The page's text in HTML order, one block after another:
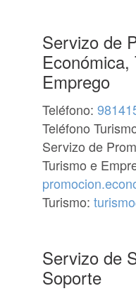
Servizo de
Emprego
Teléfono:
Teléfono
Servizo de
Turismo e
Turismo:
Servizo de
Soporte